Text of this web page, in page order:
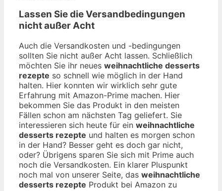
Lassen Sie die Versandbedingungen
nicht außer Acht
Auch die Versandkosten und -bedingungen
sollten Sie nicht außer Acht lassen. Schließlich
möchten Sie ihr neues weihnachtliche desserts
rezepte so schnell wie möglich in der Hand
halten. Hier konnten wir wirklich sehr gute
Erfahrung mit Amazon-Prime machen. Hier
bekommen Sie das Produkt in den meisten
Fällen schon am nächsten Tag geliefert. Sie
interessieren sich heute für ein weihnachtliche
desserts rezepte und halten es morgen schon
in der Hand? Besser geht es doch gar nicht,
oder? Übrigens sparen Sie sich mit Prime auch
noch die Versandkosten. Ein klarer Pluspunkt
noch mal von unserer Seite, das weihnachtliche
desserts rezepte Produkt bei Amazon zu